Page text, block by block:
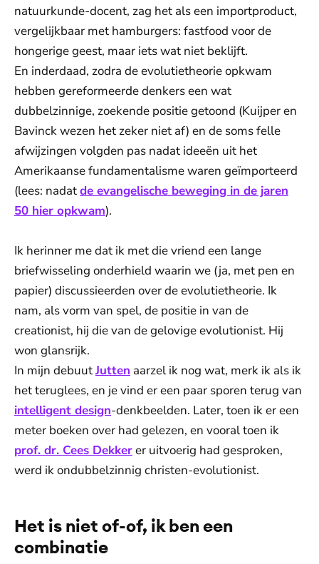
natuurkunde-docent, zag het als een importproduct,
vergelijkbaar met hamburgers: fastfood voor de
hongerige geest, maar iets wat niet beklijft.
En inderdaad, zodra de evolutietheorie opkwam
hebben gereformeerde denkers een wat
dubbelzinnige, zoekende positie getoond (Kuijper en
Bavinck wezen het zeker niet af) en de soms felle
afwijzingen volgden pas nadat ideeën uit het
Amerikaanse fundamentalisme waren geïmporteerd
(lees: nadatde evangelische beweging in de jaren
50 hier opkwam).
Ik herinner me dat ik met die vriend een lange
briefwisseling onderhield waarin we (ja, met pen en
papier) discussieerden over de evolutietheorie. Ik
nam, als vorm van spel, de positie in van de
creationist, hij die van de gelovige evolutionist. Hij
won glansrijk.
In mijn debuutJutten aarzel ik nog wat, merk ik als ik
het teruglees, en je vind er een paar sporen terug van
intelligent design-denkbeelden. Later, toen ik er een
meter boeken over had gelezen, en vooral toen ik
prof. dr. Cees Dekkerer uitvoerig had gesproken,
werd ik ondubbelzinnig christen-evolutionist.
Het is niet of-of, ik ben een
combinatie